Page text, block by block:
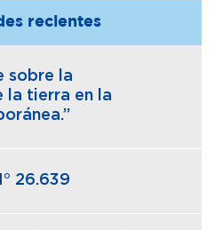
recientes
sobre la
la tierra en la
26.639